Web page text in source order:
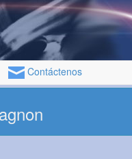
Contáctenos